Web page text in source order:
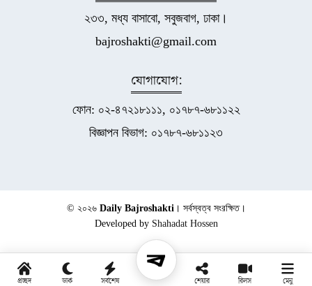
২৩৩, মধ্য বাসাবো, সবুজবাগ, ঢাকা।
bajroshakti@gmail.com
যোগাযোগ:
ফোন: ০২-৪৭২১৮১১১, ০১৭৮৭-৬৮১১২২
বিজ্ঞাপন বিভাগ: ০১৭৮৭-৬৮১১২৩
© ২০২৬ Daily Bajroshakti । সর্বস্বত্ব সংরক্ষিত।
Developed by Shahadat Hossen
প্রচ্ছদ ডার্ক সর্বশেষ শেয়ার রিলস মেনু